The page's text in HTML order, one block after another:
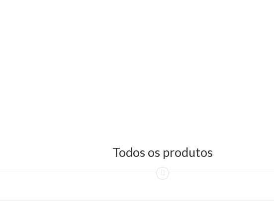
Todos os produtos